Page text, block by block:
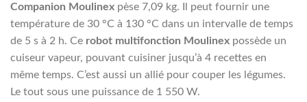
Companion Moulinex pèse 7,09 kg. Il peut fournir une
température de 30 °C à 130 °C dans un intervalle de temps
de 5 s à 2 h. Ce robot multifonction Moulinex possède un
cuiseur vapeur, pouvant cuisiner jusqu’à 4 recettes en
même temps. C’est aussi un allié pour couper les légumes.
Le tout sous une puissance de 1 550 W.